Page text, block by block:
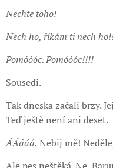
Nechte toho!
Nech ho, říkám ti nech
Pomóóóc. Pomóóóc!!!!
Sousedi.
Tak dneska začali brzy.
Teď ještě není ani deset.
ÁÁááá. Nebij mě!